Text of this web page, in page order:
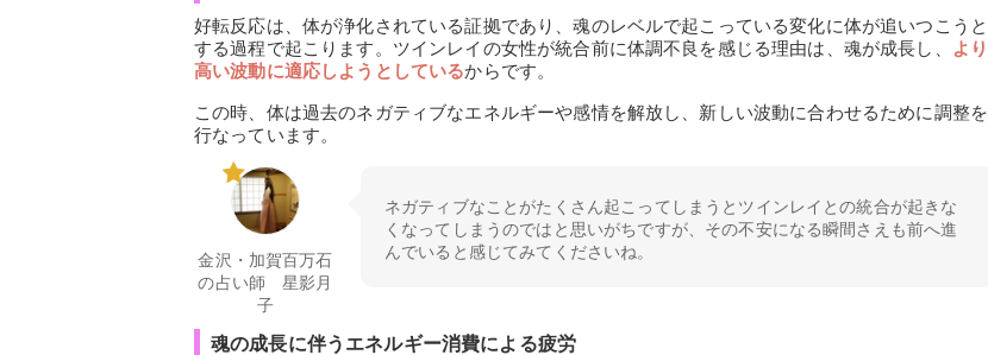
好転反応は、体が浄化されている証拠であり、魂のレベルで起こっている変化に体が追いつこうと
する過程で起こります。ツインレイの女性が統合前に体調不良を感じる理由は、魂が成長し、
より
高い波動に適応しようとしているからです。
この時、体は過去のネガティブなエネルギーや感情を解放し、新しい波動に合わせるために調整を
行なっています。
金沢・加賀百万石
の占い師 星影月
子
ネガティブなことがたくさん起こってしまうとツインレイとの統合が起きな
くなってしまうのではと思いがちですが、その不安になる瞬間さえも前へ進
んでいると感じてみてくださいね。
魂の成長に伴うエネルギー消費による疲労